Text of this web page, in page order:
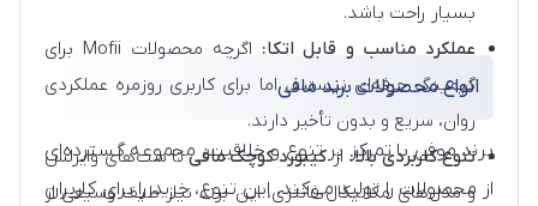
بسیار راحت باشد.
عملکرد مناسب و قابل اتکا:
اگرچه محصولات Mofii برای
گیمینگ حرفه‌ای نیستند، اما برای کاربری روزمره عملکردی
روان، سریع و بدون تأخیر دارند.
تنوع کاربردی بالا: ازکیبورد کوچک مافیتا ست‌های وایرلس
و مدل‌های مکانیکال فانتزی، اين برند نیاز طیف وسیعی از
انواع محصولات برند مافی
برند موفی با تمرکز بر تنوع و خلاقیت، مجموعه گسترده‌ای
از محصولات را تولید می‌کند. این تنوع، خرید را برای کاربران